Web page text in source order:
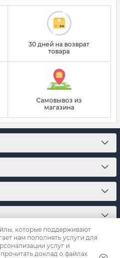
30 дней на возврат
товара
Самовывоз из
магазина
которые поддерживают
нам пополнять услуги для
услуг и
доклад о файлах